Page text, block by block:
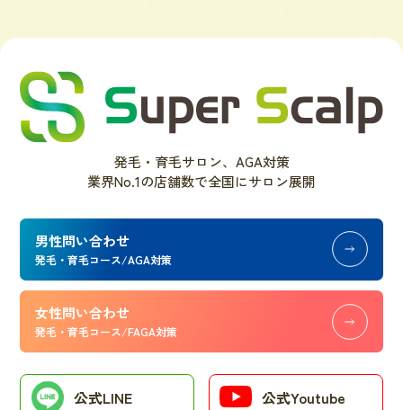
発毛・育毛サロン、AGA対策
業界No.1の店舗数で全国にサロン展開
男性問い合わせ
発毛・育毛コース/AGA対策
女性問い合わせ
発毛・育毛コース/FAGA対策
公式LINE 公式Youtube